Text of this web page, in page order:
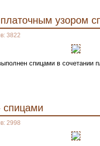
узором
3822
спицами в сочетании
спицами
2998